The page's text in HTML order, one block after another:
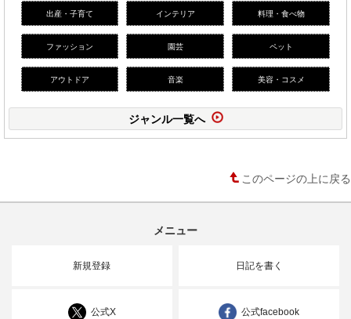
出産・子育て インテリア 料理・食べ物
ファッション 園芸 ペット
アウトドア 音楽 美容・コスメ
ジャンル一覧へ
このページの上に戻る
メニュー
新規登録 日記を書く
公式X 公式facebook